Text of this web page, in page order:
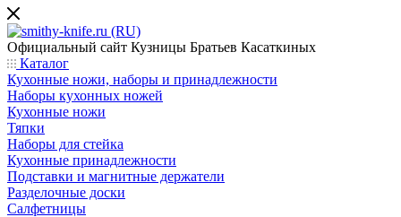
Официальный сайт Кузницы Братьев Касаткиных
Каталог
Кухонные ножи, наборы и принадлежности
Наборы кухонных ножей
Кухонные ножи
Тяпки
Наборы для стейка
Кухонные принадлежности
Подставки и магнитные держатели
Разделочные доски
Салфетницы